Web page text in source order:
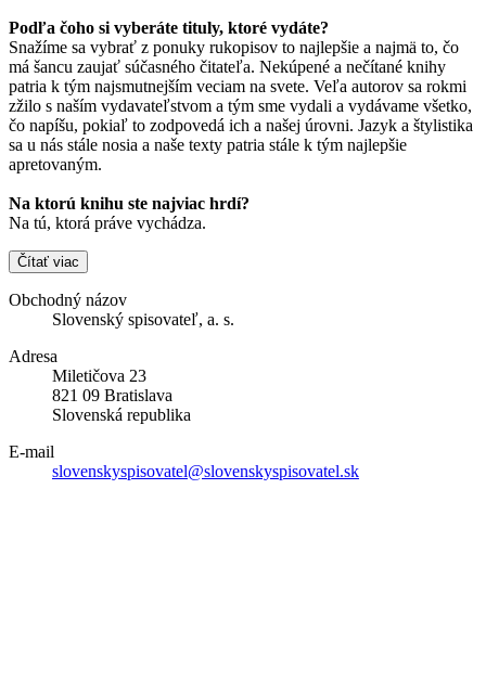
Podľa čoho si vyberáte tituly, ktoré vydáte?
Snažíme sa vybrať z ponuky rukopisov to najlepšie a najmä to, čo
má šancu zaujať súčasného čitateľa. Nekúpené a nečítané knihy
patria k tým najsmutnejším veciam na svete. Veľa autorov sa rokmi
zžilo s naším vydavateľstvom a tým sme vydali a vydávame všetko,
čo napíšu, pokiaľ to zodpovedá ich a našej úrovni. Jazyk a štylistika
sa u nás stále nosia a naše texty patria stále k tým najlepšie
apretovaným.
Na ktorú knihu ste najviac hrdí?
Na tú, ktorá práve vychádza.
Čítať viac
Obchodný názov
Slovenský spisovateľ, a. s.
Adresa
Miletičova 23
821 09 Bratislava
Slovenská republika
E-mail
slovenskyspisovatel@slovenskyspisovatel.sk